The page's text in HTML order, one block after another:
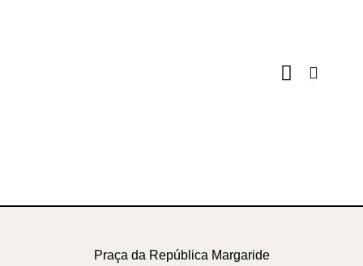
Praça da República Margaride